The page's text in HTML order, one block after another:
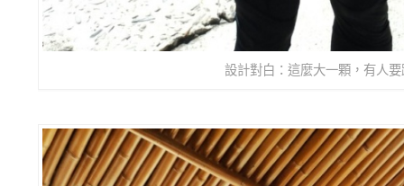
設計對白：這麼大一顆，有人